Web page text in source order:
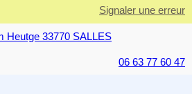
Signaler une erreur
Heutge 33770 SALLES
06 63 77 60 47